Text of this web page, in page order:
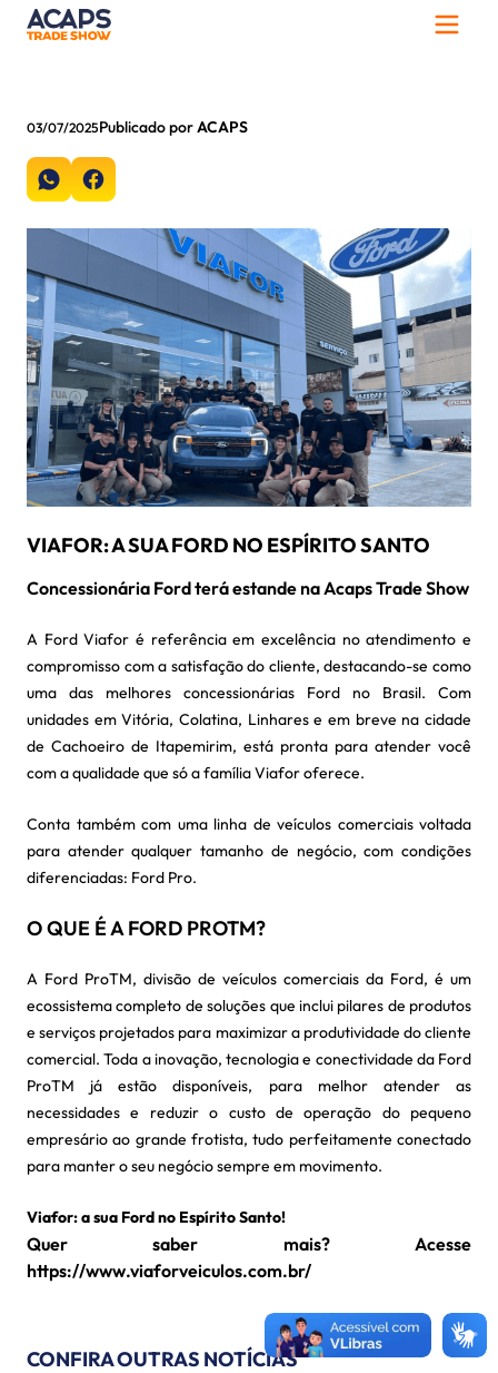
03/07/2025Publicado porACAPS
VIAFOR: A SUA FORD NO ESPÍRITO SANTO
Concessionária Ford terá estande na Acaps Trade Show
A Ford Viafor é referência em excelência no atendimento e
compromisso com a satisfação do cliente, destacando-se como
uma das melhores concessionárias Ford no Brasil. Com
unidades em Vitória, Colatina, Linhares e em breve na cidade
de Cachoeiro de Itapemirim, está pronta para atender você
com a qualidade que só a família Viafor oferece.
Conta também com uma linha de veículos comerciais voltada
para atender qualquer tamanho de negócio, com condições
diferenciadas: Ford Pro.
O QUE É A FORD PROTM?
A Ford ProTM, divisão de veículos comerciais da Ford, é um
ecossistema completo de soluções que inclui pilares de produtos
e serviços projetados para maximizar a produtividade do cliente
comercial. Toda a inovação, tecnologia e conectividade da Ford
ProTM já estão disponíveis, para melhor atender as
necessidades e reduzir o custo de operação do pequeno
empresário ao grande frotista, tudo perfeitamente conectado
para manter o seu negócio sempre em movimento.
Viafor: a sua Ford no Espírito Santo!
Quer saber mais? Acesse
https://www.viaforveiculos.com.br/
CONFIRA OUTRAS NOTÍCIAS